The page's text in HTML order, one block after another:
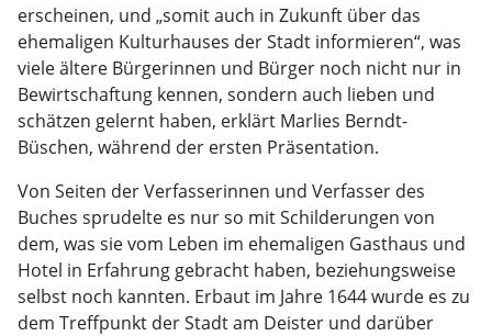
erscheinen, und „somit auch in Zukunft über das
ehemaligen Kulturhauses der Stadt informieren“, was
viele ältere Bürgerinnen und Bürger noch nicht nur in
Bewirtschaftung kennen, sondern auch lieben und
schätzen gelernt haben, erklärt Marlies Berndt-
Büschen, während der ersten Präsentation.
Von Seiten der Verfasserinnen und Verfasser des
Buches sprudelte es nur so mit Schilderungen von
dem, was sie vom Leben im ehemaligen Gasthaus und
Hotel in Erfahrung gebracht haben, beziehungsweise
selbst noch kannten. Erbaut im Jahre 1644 wurde es zu
dem Treffpunkt der Stadt am Deister und darüber